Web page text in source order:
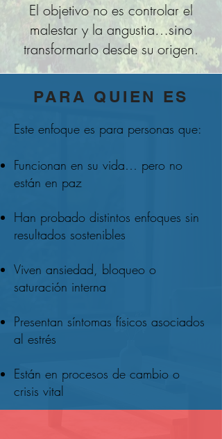
El objetivo no es controlar el
malestar y la angustia…sino
transformarlo desde su origen.
PARA QUIEN ES
Este enfoque es para personas que:
Funcionan en su vida… pero no
están en paz
Han probado distintos enfoques sin
resultados sostenibles
Viven ansiedad, bloqueo o
saturación interna
Presentan síntomas físicos asociados
al estrés
Están en procesos de cambio o
crisis vital